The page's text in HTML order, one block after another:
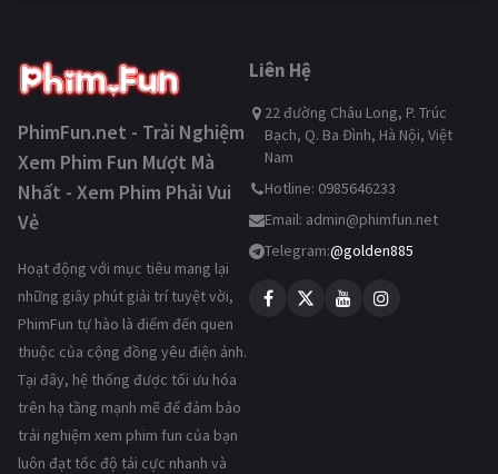
PhimFun.net - Trải Nghiệm
Xem Phim Fun Mượt Mà
Nhất - Xem Phim Phải Vui
Vẻ
Hoạt động với mục tiêu mang lại
những giây phút giải trí tuyệt vời,
PhimFun tự hào là điểm đến quen
thuộc của cộng đồng yêu điện ảnh.
Tại đây, hệ thống được tối ưu hóa
trên hạ tầng mạnh mẽ để đảm bảo
trải nghiệm xem phim fun của bạn
luôn đạt tốc độ tải cực nhanh và
Liên Hệ
22 đường Châu Long, P. Trúc
Bạch, Q. Ba Đình, Hà Nội, Việt
Nam
Hotline: 0985646233
Email: admin@phimfun.net
Telegram:@golden885